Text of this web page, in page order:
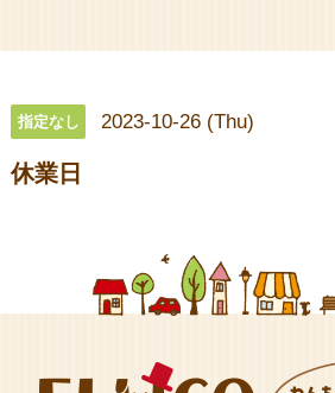
指定なし 2023-10-26 (Thu)
休業日